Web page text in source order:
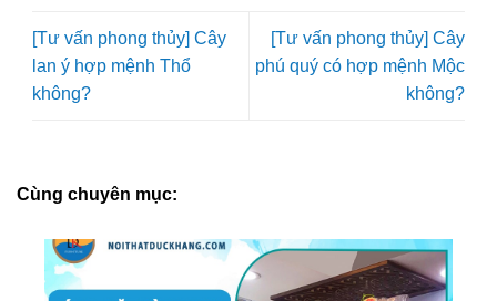
[Tư vấn phong thủy] Cây
lan ý hợp mệnh Thổ
không?
[Tư vấn phong thủy] Cây
phú quý có hợp mệnh Mộc
không?
Cùng chuyên mục: